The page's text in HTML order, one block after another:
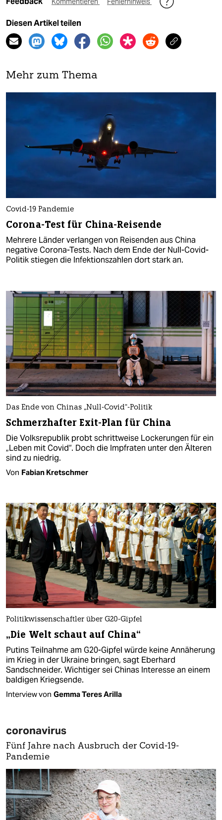
Diesen Artikel teilen
Mehr zum Thema
Covid-19 Pandemie
Corona-Test für China-Reisende
Mehrere Länder verlangen von Reisenden aus China
negative Corona-Tests. Nach dem Ende der Null-Covid-
Politik stiegen die Infektionszahlen dort stark an.
Das Ende von Chinas „Null-Covid“-Politik
Schmerzhafter Exit-Plan für China
Die Volksrepublik probt schrittweise Lockerungen für ein
„Leben mit Covid“. Doch die Impfraten unter den Älteren
sind zu niedrig.
Von Fabian Kretschmer
Politikwissenschaftler über G20-Gipfel
„Die Welt schaut auf China“
Putins Teilnahme am G20-Gipfel würde keine Annäherung
im Krieg in der Ukraine bringen, sagt Eberhard
Sandschneider. Wichtiger sei Chinas Interesse an einem
baldigen Kriegsende.
Interview von Gemma Teres Arilla
coronavirus
Fünf Jahre nach Ausbruch der Covid-19-
Pandemie